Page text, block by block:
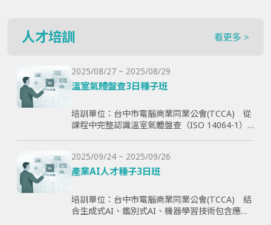
人才培訓 看更多 >
2025/08/27 ~ 2025/08/29
溫室氣體盤查3日種子班
培訓單位：台中市電腦商業同業公會(TCCA) 從
課程中完整認識溫室氣體盤查（ISO 14064-1）
幫助學員更好了解ESG與碳排放管理的實際應
用，提高企業實現減碳目標。
2025/09/24 ~ 2025/09/26
產業AI人才種子3日班
培訓單位：台中市電腦商業同業公會(TCCA) 結
合生成式AI、鑑別式AI、機器學習技術包含應用